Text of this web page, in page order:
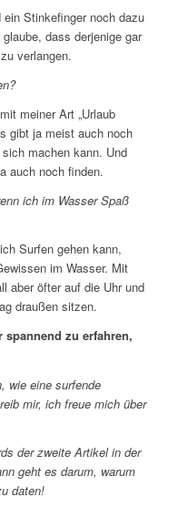
Stinkefinger noch dazu
dass derjenige gar
verlangen.
meiner Art „Urlaub
gibt ja meist auch noch
machen kann. Und
auch noch finden.
ich im Wasser Spaß
Surfen gehen kann,
im Wasser. Mit
aber öfter auf die Uhr und
draußen sitzen.
spannend zu erfahren,
wie eine surfende
mir, ich freue mich über
der zweite Artikel in der
geht es darum, warum
daten!